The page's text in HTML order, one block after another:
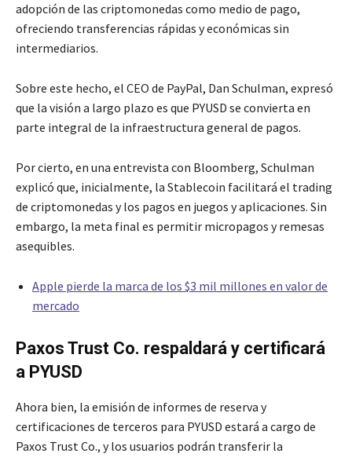
adopción de las criptomonedas como medio de pago,
ofreciendo transferencias rápidas y económicas sin
intermediarios.
Sobre este hecho, el CEO de PayPal, Dan Schulman, expresó
que la visión a largo plazo es que PYUSD se convierta en
parte integral de la infraestructura general de pagos.
Por cierto, en una entrevista con Bloomberg, Schulman
explicó que, inicialmente, la Stablecoin facilitará el trading
de criptomonedas y los pagos en juegos y aplicaciones. Sin
embargo, la meta final es permitir micropagos y remesas
asequibles.
Apple pierde la marca de los $3 mil millones en valor de
mercado
Paxos Trust Co. respaldará y certificará
a PYUSD
Ahora bien, la emisión de informes de reserva y
certificaciones de terceros para PYUSD estará a cargo de
Paxos Trust Co., y los usuarios podrán transferir la